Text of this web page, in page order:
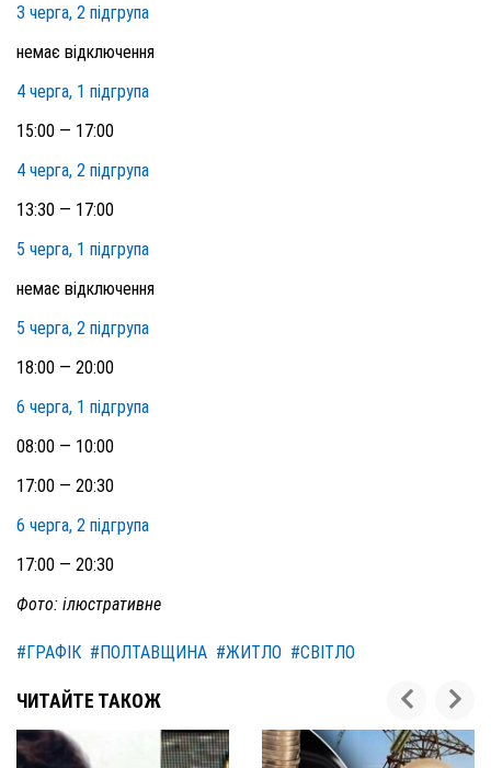
3 черга, 2 підгрупа
немає відключення
4 черга, 1 підгрупа
15:00 — 17:00
4 черга, 2 підгрупа
13:30 — 17:00
5 черга, 1 підгрупа
немає відключення
5 черга, 2 підгрупа
18:00 — 20:00
6 черга, 1 підгрупа
08:00 — 10:00
17:00 — 20:30
6 черга, 2 підгрупа
17:00 — 20:30
Фото: ілюстративне
#ГРАФІК #ПОЛТАВЩИНА #ЖИТЛО #СВІТЛО
ЧИТАЙТЕ ТАКОЖ